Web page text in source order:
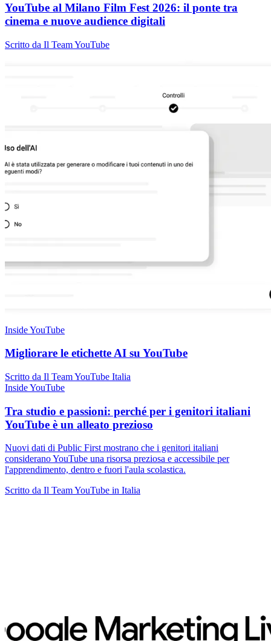
YouTube al Milano Film Fest 2026: il ponte tra
cinema e nuove audience digitali
Scritto da Il Team YouTube
Inside YouTube
Migliorare le etichette AI su YouTube
Scritto da Il Team YouTube Italia
Inside YouTube
Tra studio e passioni: perché per i genitori italiani
YouTube è un alleato prezioso
Nuovi dati di Public First mostrano che i genitori italiani
considerano YouTube una risorsa preziosa e accessibile per
l'apprendimento, dentro e fuori l'aula scolastica.
Scritto da Il Team YouTube in Italia